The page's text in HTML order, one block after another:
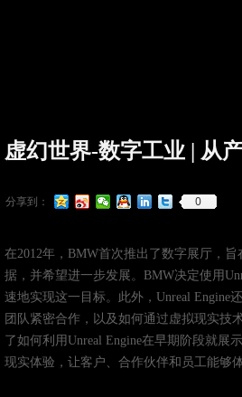
虚幻世界-数字工业 | 从
在2012年，BMW首次推出了数字展厅，
据，并希望进一步发展。BMW决定使用
速地实现这一目标。此外，Unreal Engine
团队紧密合作，以及如何通过虚拟现实技
了如何利用Unreal Engine在早期阶段就展
现实体验，让客户、合作伙伴和员工能够
分享到： 0